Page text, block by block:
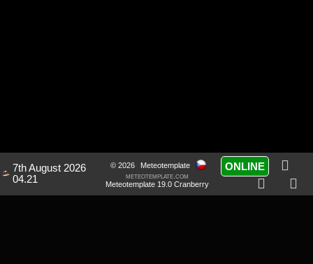
7th August 2026
04.21
© 2026
Meteotemplate
meteotemplate.com
Meteotemplate 19.0 Cranberry
ONLINE